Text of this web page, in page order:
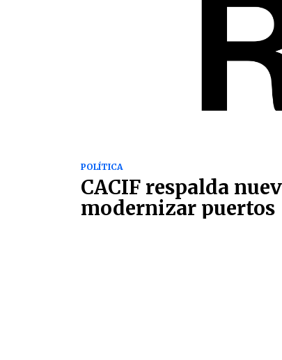
POLÍTICA
CACIF respalda
modernizar puertos